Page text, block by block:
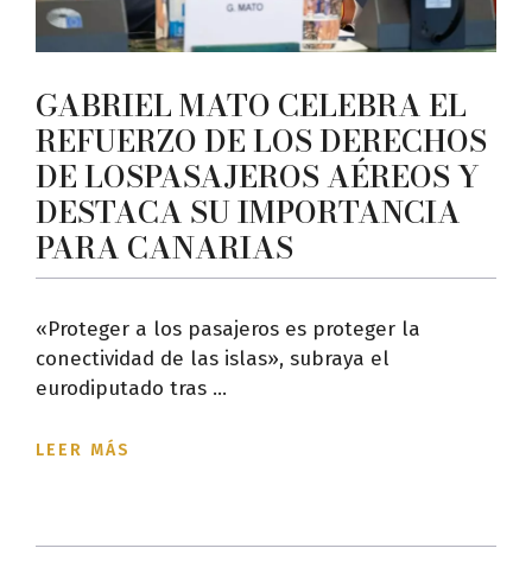
GABRIEL MATO CELEBRA EL
REFUERZO DE LOS DERECHOS
DE LOSPASAJEROS AÉREOS Y
DESTACA SU IMPORTANCIA
PARA CANARIAS
«Proteger a los pasajeros es proteger la
conectividad de las islas», subraya el
eurodiputado tras ...
LEER MÁS